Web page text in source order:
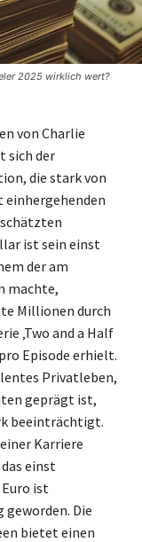
2025 wirklich wert?
von Charlie
sich der
die stark von
einhergehenden
ist sein einst
der am
machte,
Millionen durch
‚Two and a Half
Episode erhielt.
Privatleben,
geprägt ist,
beeinträchtigt.
Karriere
einst
ist
Die
bietet einen